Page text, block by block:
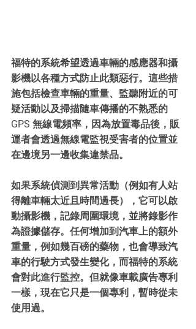
福特的系統希望透過車輛的感應器和攝
影機以各種方式防止此類惡行。這些措
施包括檢查車輛的重量、監聽附近的可
疑活動以及掃描隨車傳播的不熟悉的
GPS 無線電頻率，因為放置毒品後，販
運者會透過無線電監視受害者的位置並
在邊境另一邊收集違禁品。
如果系統偵測到異常活動（例如有人站
得離車輛太近且時間過長），它可以啟
動攝影機，記錄周圍環境，並將錄影作
為證據儲存。任何增加到汽車上的額外
重量，例如幾百磅的藥物，也會導致汽
車的行駛方式發生變化，而福特的系統
會對此進行監控。但就像車載廣告專利
一樣，現在它只是一個專利，暫時從未
使用過。